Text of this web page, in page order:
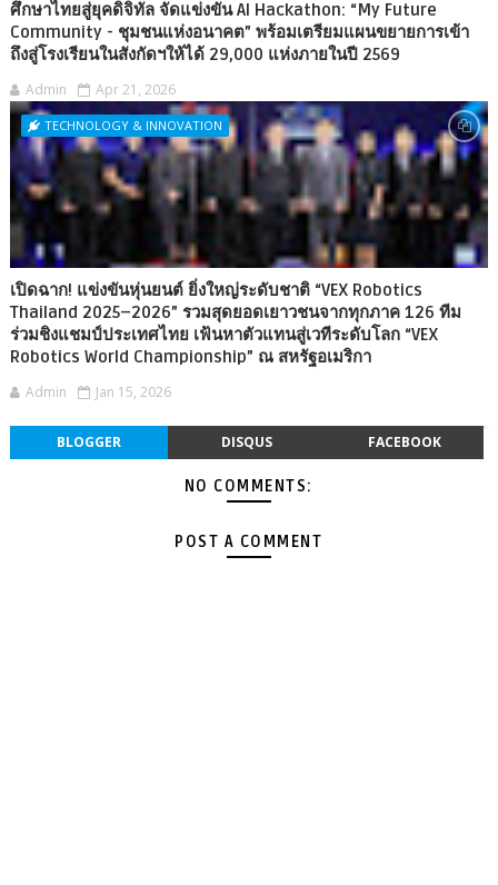
ศึกษาไทยสู่ยุคดิจิทัล จัดแข่งขัน AI Hackathon: “My Future
Community - ชุมชนแห่งอนาคต” พร้อมเตรียมแผนขยายการเข้า
ถึงสู่โรงเรียนในสังกัดฯให้ได้ 29,000 แห่งภายในปี 2569
Admin Apr 21, 2026
TECHNOLOGY & INNOVATION
เปิดฉาก! แข่งขันหุ่นยนต์ ยิ่งใหญ่ระดับชาติ “VEX Robotics
Thailand 2025–2026” รวมสุดยอดเยาวชนจากทุกภาค 126 ทีม
ร่วมชิงแชมป์ประเทศไทย เฟ้นหาตัวแทนสู่เวทีระดับโลก “VEX
Robotics World Championship” ณ สหรัฐอเมริกา
Admin Jan 15, 2026
BLOGGER DISQUS FACEBOOK
NO COMMENTS:
POST A COMMENT